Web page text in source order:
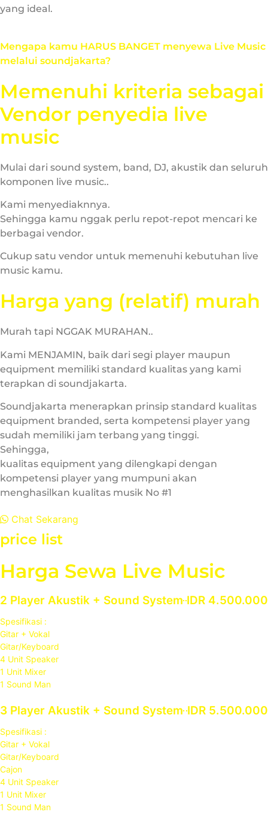
yang ideal.
Mengapa kamu HARUS BANGET menyewa Live Music
melalui soundjakarta?
Memenuhi kriteria sebagai
Vendor penyedia live
music
Mulai dari sound system, band, DJ, akustik dan seluruh
komponen live music..
Kami menyediaknnya.
Sehingga kamu nggak perlu repot-repot mencari ke
berbagai vendor.
Cukup satu vendor untuk memenuhi kebutuhan live
music kamu.
Harga yang (relatif) murah
Murah tapi NGGAK MURAHAN..
Kami MENJAMIN, baik dari segi player maupun
equipment memiliki standard kualitas yang kami
terapkan di soundjakarta.
Soundjakarta menerapkan prinsip standard kualitas
equipment branded, serta kompetensi player yang
sudah memiliki jam terbang yang tinggi.
Sehingga,
kualitas equipment yang dilengkapi dengan
kompetensi player yang mumpuni akan
menghasilkan kualitas musik No #1
Chat Sekarang
price list
Harga Sewa Live Music
2 Player Akustik + Sound System IDR 4.500.000
Spesifikasi :
Gitar + Vokal
Gitar/Keyboard
4 Unit Speaker
1 Unit Mixer
1 Sound Man
3 Player Akustik + Sound System IDR 5.500.000
Spesifikasi :
Gitar + Vokal
Gitar/Keyboard
Cajon
4 Unit Speaker
1 Unit Mixer
1 Sound Man